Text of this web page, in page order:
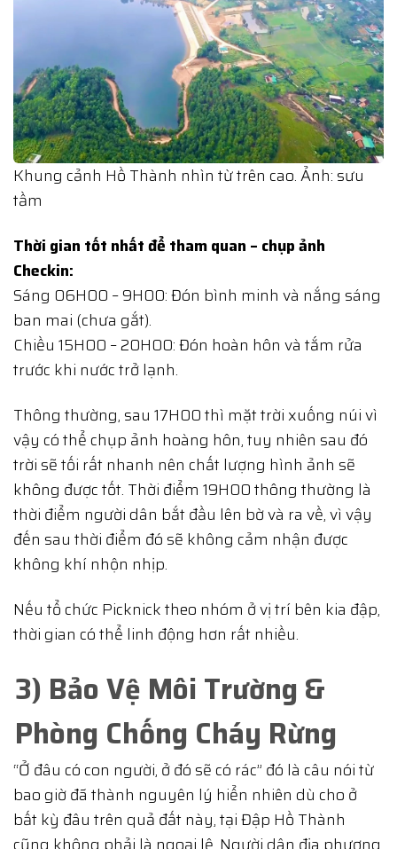
Khung cảnh Hồ Thành nhìn từ trên cao. Ảnh: sưu
tầm
Thời gian tốt nhất để tham quan – chụp ảnh
Checkin:
Sáng 06H00 – 9H00: Đón bình minh và nắng sáng
ban mai (chưa gắt).
Chiều 15H00 – 20H00: Đón hoàn hôn và tắm rửa
trước khi nước trở lạnh.
Thông thường, sau 17H00 thì mặt trời xuống núi vì
vậy có thể chụp ảnh hoàng hôn, tuy nhiên sau đó
trời sẽ tối rất nhanh nên chất lượng hình ảnh sẽ
không được tốt. Thời điểm 19H00 thông thường là
thời điểm người dân bắt đầu lên bờ và ra về, vì vậy
đến sau thời điểm đó sẽ không cảm nhận được
không khí nhộn nhịp.
Nếu tổ chức Picknick theo nhóm ở vị trí bên kia đập,
thời gian có thể linh động hơn rất nhiều.
3) Bảo Vệ Môi Trường &
Phòng Chống Cháy Rừng
“Ở đâu có con người, ở đó sẽ có rác” đó là câu nói từ
bao giờ đã thành nguyên lý hiển nhiên dù cho ở
bất kỳ đâu trên quả đất này, tại Đập Hồ Thành